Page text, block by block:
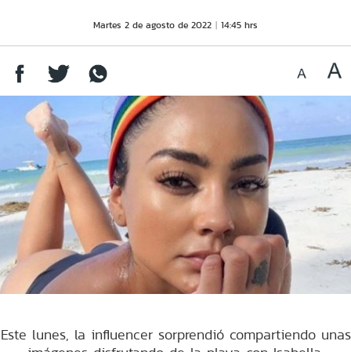
Martes 2 de agosto de 2022 14:45 hrs
Este lunes, la influencer sorprendió compartiendo unas